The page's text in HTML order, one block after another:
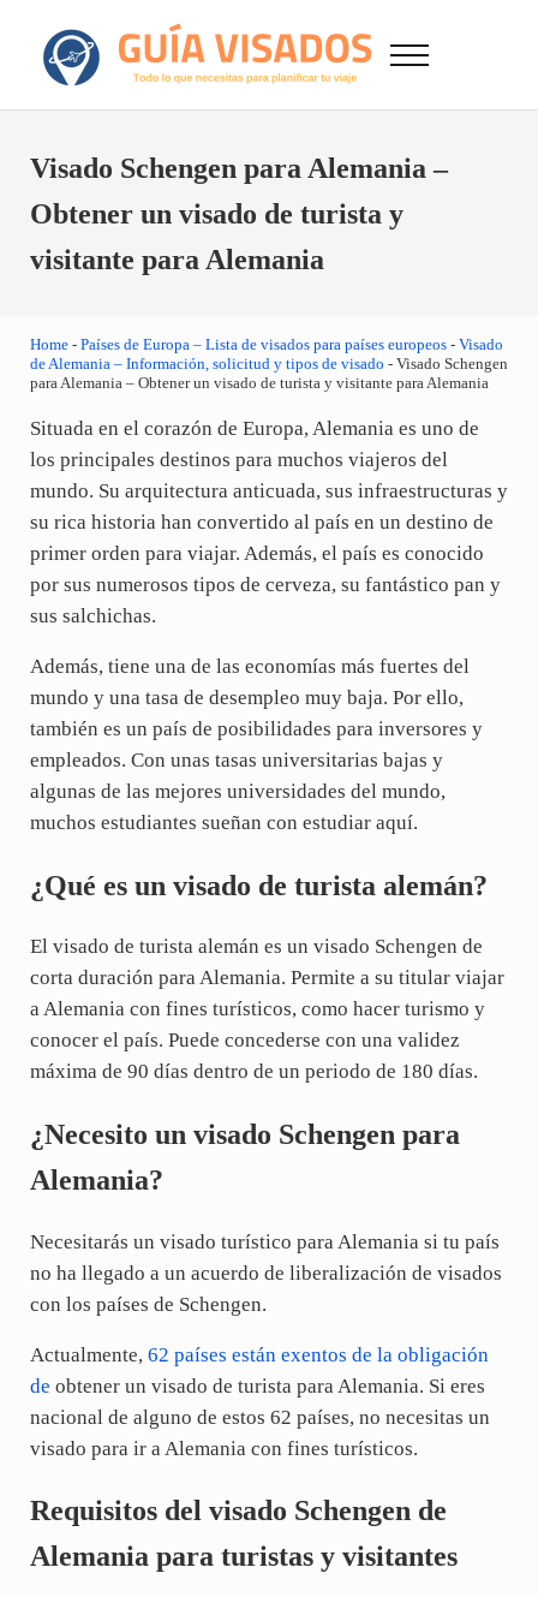
GuiaVisado.com - Guía de visados de viaje en
Otro sitio realizado con WordPress
Menu
Visado Schengen para Alemania –
Obtener un visado de turista y
visitante para Alemania
Home- Países de Europa – Lista de visados para países europeos- Visado
de Alemania – Información, solicitud y tipos de visado - Visado Schengen
para Alemania – Obtener un visado de turista y visitante para Alemania
Situada en el corazón de Europa, Alemania es uno de
los principales destinos para muchos viajeros del
mundo. Su arquitectura anticuada, sus infraestructuras y
su rica historia han convertido al país en un destino de
primer orden para viajar. Además, el país es conocido
por sus numerosos tipos de cerveza, su fantástico pan y
sus salchichas.
Además, tiene una de las economías más fuertes del
mundo y una tasa de desempleo muy baja. Por ello,
también es un país de posibilidades para inversores y
empleados. Con unas tasas universitarias bajas y
algunas de las mejores universidades del mundo,
muchos estudiantes sueñan con estudiar aquí.
¿Qué es un visado de turista alemán?
El visado de turista alemán es un visado Schengen de
corta duración para Alemania. Permite a su titular viajar
a Alemania con fines turísticos, como hacer turismo y
conocer el país. Puede concederse con una validez
máxima de 90 días dentro de un periodo de 180 días.
¿Necesito un visado Schengen para
Alemania?
Necesitarás un visado turístico para Alemania si tu país
no ha llegado a un acuerdo de liberalización de visados
con los países de Schengen.
Actualmente, 62 países están exentos de la obligación
de obtener un visado de turista para Alemania. Si eres
nacional de alguno de estos 62 países, no necesitas un
visado para ir a Alemania con fines turísticos.
Requisitos del visado Schengen de
Alemania para turistas y visitantes